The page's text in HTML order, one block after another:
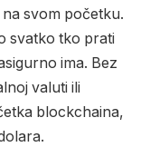
svom početku.
svatko tko prati
ima. Bez
valuti ili
blockchaina,